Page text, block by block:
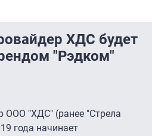
ХДС будет
"Рэдком"
ООО "ХДС" (ранее "Стрела
года начинает